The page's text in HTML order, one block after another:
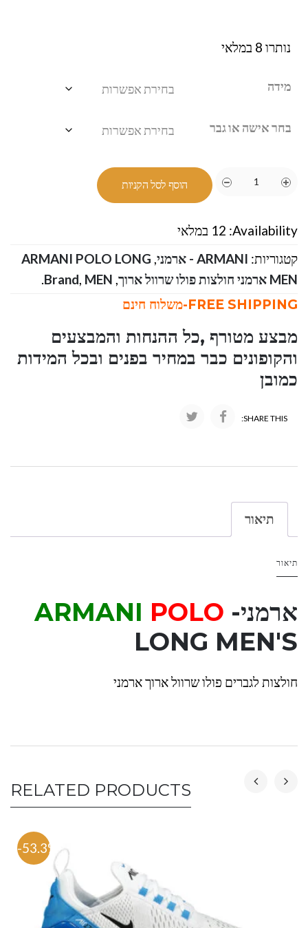
נותרו 8 במלאי
מידה
בחר אישה או גבר
הוסף לסל הקניות
Availability: 12 במלאי
קטגוריות: ARMANI - ארמני
ARMANI POLO LONG
MEN ארמני חולצות פולו שרוול ארוך
Brand MEN
FREE SHIPPING-משלוח חינם
מבצע מטורף ,כל ההנחות והמבצעים
והקופונים כבר במחיר בפנים ובכל המידות
כמובן
SHARE THIS:
תיאור
תיאור
ארמני- ARMANI POLO
LONG MEN'S
חולצות לגברים פולו שרוול ארוך ארמני
RELATED PRODUCTS
-53.3%